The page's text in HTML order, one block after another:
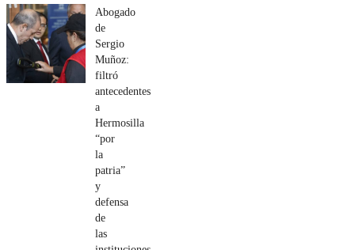
Abogado
de
Sergio
Muñoz:
filtró
antecedentes
a
Hermosilla
“por
la
patria”
y
defensa
de
las